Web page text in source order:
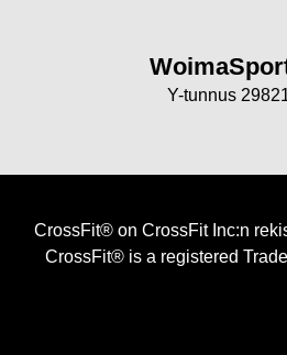
Y-tunnus
CrossFit® on CrossFit Inc:n
CrossFit® is a registered